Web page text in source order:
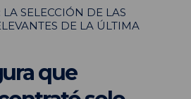
SELECCIÓN DE LAS
DE LA ÚLTIMA
que